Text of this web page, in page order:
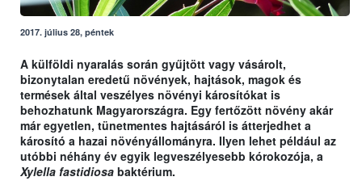
2017. július 28, péntek
A külföldi nyaralás során gyűjtött vagy vásárolt,
bizonytalan eredetű növények, hajtások, magok és
termések által veszélyes növényi károsítókat is
behozhatunk Magyarországra. Egy fertőzött növény akár
már egyetlen, tünetmentes hajtásáról is átterjedhet a
károsító a hazai növényállományra. Ilyen lehet például az
utóbbi néhány év egyik legveszélyesebb kórokozója, a
Xylella fastidiosa baktérium.